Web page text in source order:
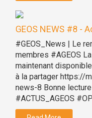
GEOS NEWS #8 -
#GEOS_News | Le
membres #AGEOS
maintenant
à la partager https://
news-8 Bonne
#ACTUS_AGEOS